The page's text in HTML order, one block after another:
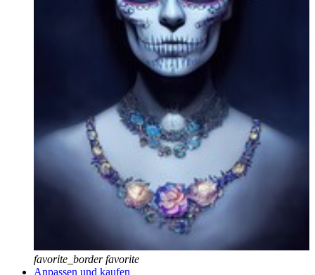
favorite_border favorite
Anpassen und kaufen